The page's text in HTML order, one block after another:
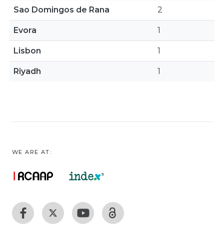
Sao Domingos de Rana 2
Evora 1
Lisbon 1
Riyadh 1
WE ARE AT: